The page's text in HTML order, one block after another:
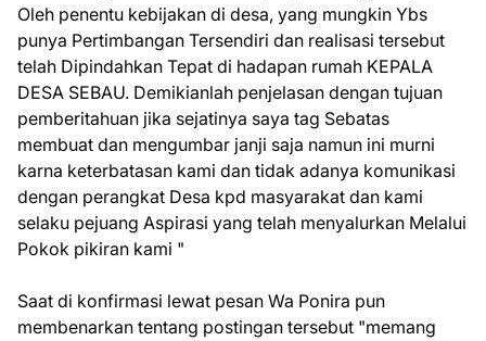
Oleh penentu kebijakan di desa, yang mungkin Ybs
punya Pertimbangan Tersendiri dan realisasi tersebut
telah Dipindahkan Tepat di hadapan rumah KEPALA
DESA SEBAU. Demikianlah penjelasan dengan tujuan
pemberitahuan jika sejatinya saya tag Sebatas
membuat dan mengumbar janji saja namun ini murni
karna keterbatasan kami dan tidak adanya komunikasi
dengan perangkat Desa kpd masyarakat dan kami
selaku pejuang Aspirasi yang telah menyalurkan Melalui
Pokok pikiran kami "
Saat di konfirmasi lewat pesan Wa Ponira pun
membenarkan tentang postingan tersebut "memang